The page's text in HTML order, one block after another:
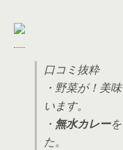
口コミ抜粋
・野菜が！美
います。
・ 無水カレー
た。